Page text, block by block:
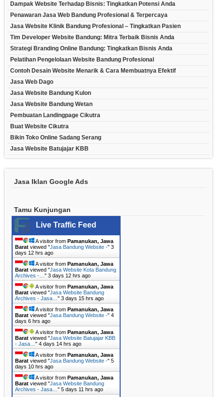
Dampak Website Terhadap Bisnis: Tingkatkan Potensi Anda
Penawaran Jasa Web Bandung Profesional & Terpercaya
Jasa Website Klinik Bandung Profesional – Tingkatkan Pasien
Tim Developer Website Bandung: Mitra Terbaik Bisnis Anda
Strategi Branding Online Bandung: Tingkatkan Bisnis Anda
Pelatihan Pengelolaan Website Bandung Profesional
Contoh Desain Website Menarik & Cara Membuatnya Efektif
Jasa Web Dago
Jasa Website Bandung Kulon
Jasa Website Bandung Wetan
Pembuatan Landingpage Cikutra
Buat Website Cikutra
Bikin Toko Online Sadang Serang
Jasa Website Batujajar KBB
Jasa Iklan Google Ads
Tamu Kunjungan
Live Traffic Feed
A visitor from Pamanukan, Jawa
Barat viewed "Jasa Bandung Website -" 3
days 12 hrs ago
A visitor from Pamanukan, Jawa
Barat viewed "Jasa Website Kota Bandung
Archives -… " 3 days 12 hrs ago
A visitor from Pamanukan, Jawa
Barat viewed "Jasa Website Bandung
Archives - Jasa… " 3 days 15 hrs ago
A visitor from Pamanukan, Jawa
Barat viewed "Jasa Bandung Website -" 4
days 6 hrs ago
A visitor from Pamanukan, Jawa
Barat viewed "Jasa Website Batujajar KBB
- Jasa… " 4 days 14 hrs ago
A visitor from Pamanukan, Jawa
Barat viewed "Jasa Bandung Website -" 5
days 10 hrs ago
A visitor from Pamanukan, Jawa
Barat viewed "Jasa Website Bandung
Archives - Jasa… " 5 days 11 hrs ago